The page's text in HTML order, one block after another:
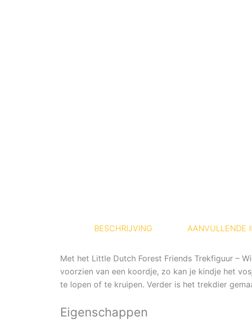
BESCHRIJVING AANVULLENDE
Met het Little Dutch Forest Friends Trekfiguur –
voorzien van een koordje, zo kan je kindje het
te lopen of te kruipen. Verder is het trekdier
Eigenschappen